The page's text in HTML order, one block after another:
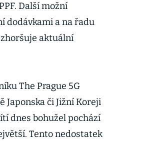
Další možní
dodávkami a na řadu
aktuální
The Prague 5G
Japonska či Jižní Koreji
dnes bohužel pochází
Tento nedostatek